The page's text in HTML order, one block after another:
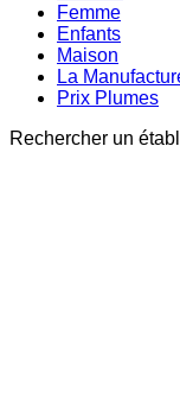
Femme
Enfants
Maison
La
Prix Plumes
Rechercher un